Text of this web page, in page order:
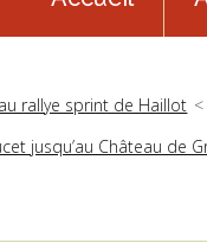
rallye sprint de Haillot
jusqu’au Château de